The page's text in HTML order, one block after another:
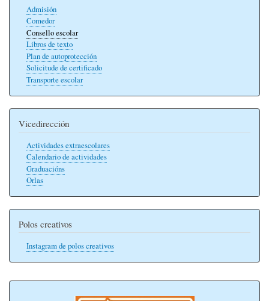
Admisión
Comedor
Consello escolar
Libros de texto
Plan de autoprotección
Solicitude de certificado
Transporte escolar
Vicedirección
Actividades extraescolares
Calendario de actividades
Graduacións
Orlas
Polos creativos
Instagram de polos creativos